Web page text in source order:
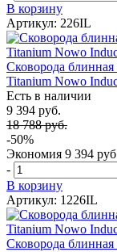
В корзину
Артикул: 226IL
Сковорода
Titanium Nowo
Есть в наличии
9 394 руб.
18 788 руб.
-50%
Экономия 9 394
-
В корзину
Артикул: 1226IL
Сковорода